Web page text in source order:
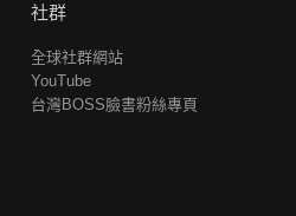
社群
全球社群網站
YouTube
台灣BOSS臉書粉絲專頁